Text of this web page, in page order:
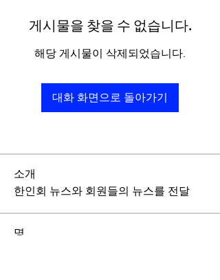
게시물을 찾을 수 없습니다.
해당 게시물이 삭제되었습니다.
대화 화면으로 돌아가기
소개
한인회 뉴스와 회원들의 뉴스를 전달
명